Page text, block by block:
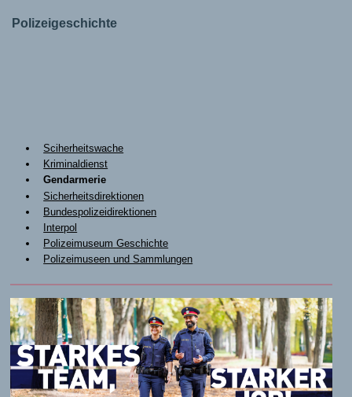
Polizeigeschichte
Sciherheitswache
Kriminaldienst
Gendarmerie
Sicherheitsdirektionen
Bundespolizeidirektionen
Interpol
Polizeimuseum Geschichte
Polizeimuseen und Sammlungen